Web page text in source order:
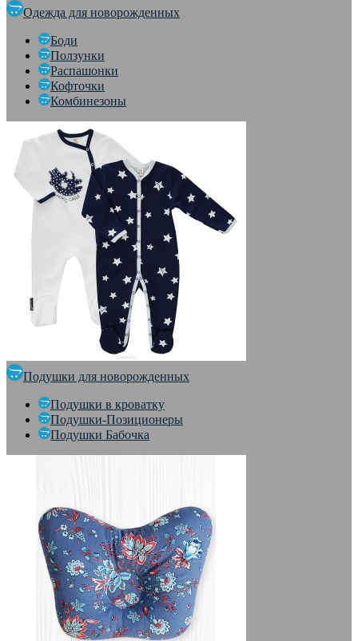
Одежда для новорожденных
Боди
Ползунки
Распашонки
Кофточки
Комбинезоны
Подушки для новорожденных
Подушки в кроватку
Подушки-Позиционеры
Подушки Бабочка